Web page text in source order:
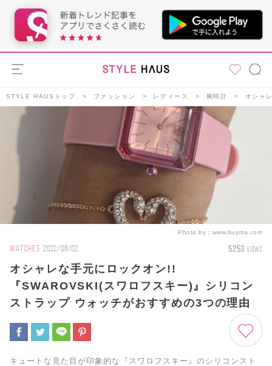
STYLE HAUSトップ ファッション レディース 腕時計 オシャ
Photo by： www.buyma.com
WATCHES 2022/08/02 5253 VIEWS
オシャレな手元にロックオン!!
『SWAROVSKI(スワロフスキー)』シリコン
ストラップ ウォッチがおすすめの3つの理由
キュートな見た目が印象的な『スワロフスキー』のシリコンスト